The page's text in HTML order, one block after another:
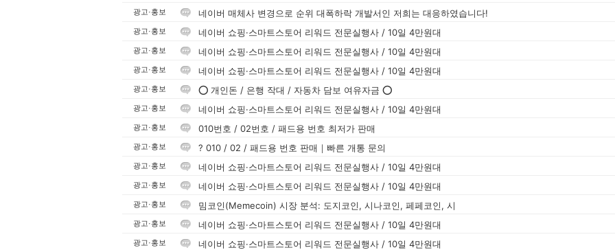
광고·홍보 네이버 매체사 변경으로 순위 대폭하락 개발서인 저희는 대응하였습니다!
광고·홍보 네이버 쇼핑·스마트스토어 리워드 전문실행사 / 10일 4만원대
광고·홍보 네이버 쇼핑·스마트스토어 리워드 전문실행사 / 10일 4만원대
광고·홍보 네이버 쇼핑·스마트스토어 리워드 전문실행사 / 10일 4만원대
광고·홍보 ⭕ 개인돈 / 은행 작대 / 자동차 담보 여유자금 ⭕
광고·홍보 네이버 쇼핑·스마트스토어 리워드 전문실행사 / 10일 4만원대
광고·홍보 010번호 / 02번호 / 패드용 번호 최저가 판매
광고·홍보 ? 010 / 02 / 패드용 번호 판매｜빠른 개통 문의
광고·홍보 네이버 쇼핑·스마트스토어 리워드 전문실행사 / 10일 4만원대
광고·홍보 네이버 쇼핑·스마트스토어 리워드 전문실행사 / 10일 4만원대
광고·홍보 밈코인(Memecoin) 시장 분석: 도지코인, 시나코인, 페페코인, 시
광고·홍보 네이버 쇼핑·스마트스토어 리워드 전문실행사 / 10일 4만원대
광고·홍보 네이버 쇼핑·스마트스토어 리워드 전문실행사 / 10일 4만원대